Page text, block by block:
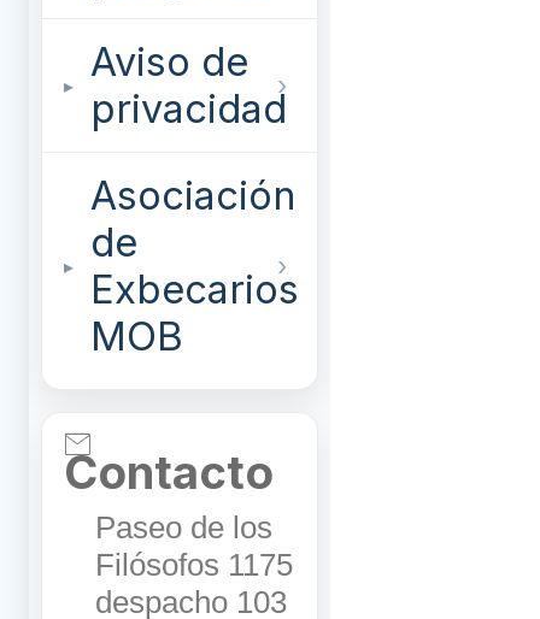
Aviso de
privacidad
Asociación
de
Exbecarios
MOB
Contacto
Paseo de los
Filósofos 1175
despacho 103